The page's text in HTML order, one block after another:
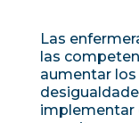
Las
las
aumentar los
implementar